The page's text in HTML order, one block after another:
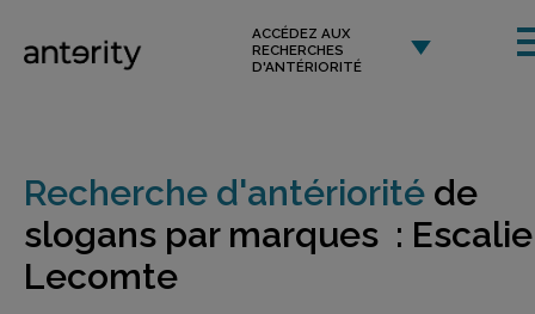
ACCÉDEZ AUX
RECHERCHES
D'ANTÉRIORITÉ
Recherche d'antériorité de
slogans par marques :
Lecomte